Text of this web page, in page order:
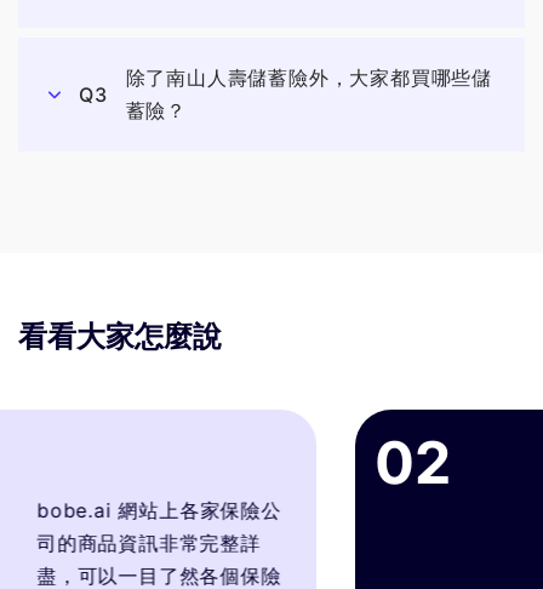
Q3
除了南山人壽儲蓄險外，大家都買哪些儲
蓄險？
看看大家怎麼說
bobe.ai 網站上各家保險公
司的商品資訊非常完整詳
盡，可以一目了然各個保險
02